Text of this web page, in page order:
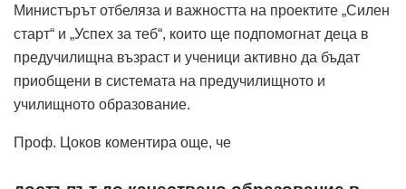
Министърът отбеляза и важността на проектите „Силен
старт“ и „Успех за теб“, които ще подпомогнат деца в
предучилищна възраст и ученици активно да бъдат
приобщени в системата на предучилищното и
училищното образование.
Проф. Цоков коментира още, че